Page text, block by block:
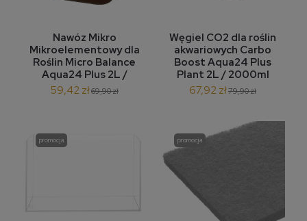
Nawóz Mikro
Mikroelementowy dla
Roślin Micro Balance
Aqua24 Plus 2L /
2000ml
59,42 zł69,90 zł
Węgiel CO2 dla roślin
akwariowych Carbo
Boost Aqua24 Plus
Plant 2L / 2000ml
67,92 zł79,90 zł
promocja promocja